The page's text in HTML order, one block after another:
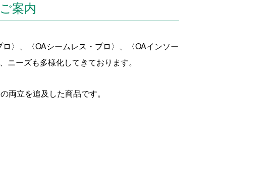
案内
〉、〈OAシームレス・プロ〉、〈OAインソー
ーズも多様化してきております。
両立を追及した商品です。